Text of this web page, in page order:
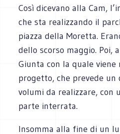
Così dicevano alla Cam,
che sta realizzando il
piazza della Moretta.
dello scorso maggio. Poi,
Giunta con la quale viene
progetto, che prevede un
volumi da realizzare, con
parte interrata.
Insomma alla fine di un